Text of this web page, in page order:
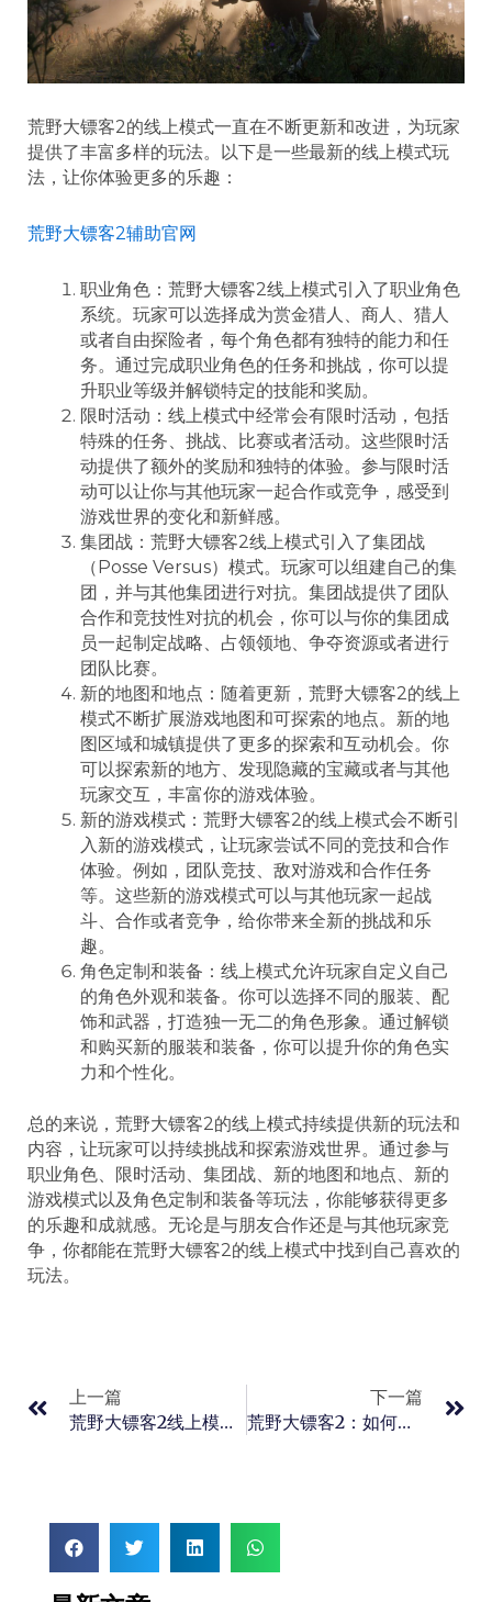
荒野大镖客2的线上模式一直在不断更新和改进，为玩家
提供了丰富多样的玩法。以下是一些最新的线上模式玩
法，让你体验更多的乐趣：
荒野大镖客2辅助官网
职业角色：荒野大镖客2线上模式引入了职业角色
系统。玩家可以选择成为赏金猎人、商人、猎人
或者自由探险者，每个角色都有独特的能力和任
务。通过完成职业角色的任务和挑战，你可以提
升职业等级并解锁特定的技能和奖励。
限时活动：线上模式中经常会有限时活动，包括
特殊的任务、挑战、比赛或者活动。这些限时活
动提供了额外的奖励和独特的体验。参与限时活
动可以让你与其他玩家一起合作或竞争，感受到
游戏世界的变化和新鲜感。
集团战：荒野大镖客2线上模式引入了集团战
（Posse Versus）模式。玩家可以组建自己的集
团，并与其他集团进行对抗。集团战提供了团队
合作和竞技性对抗的机会，你可以与你的集团成
员一起制定战略、占领领地、争夺资源或者进行
团队比赛。
新的地图和地点：随着更新，荒野大镖客2的线上
模式不断扩展游戏地图和可探索的地点。新的地
图区域和城镇提供了更多的探索和互动机会。你
可以探索新的地方、发现隐藏的宝藏或者与其他
玩家交互，丰富你的游戏体验。
新的游戏模式：荒野大镖客2的线上模式会不断引
入新的游戏模式，让玩家尝试不同的竞技和合作
体验。例如，团队竞技、敌对游戏和合作任务
等。这些新的游戏模式可以与其他玩家一起战
斗、合作或者竞争，给你带来全新的挑战和乐
趣。
角色定制和装备：线上模式允许玩家自定义自己
的角色外观和装备。你可以选择不同的服装、配
饰和武器，打造独一无二的角色形象。通过解锁
和购买新的服装和装备，你可以提升你的角色实
力和个性化。
总的来说，荒野大镖客2的线上模式持续提供新的玩法和
内容，让玩家可以持续挑战和探索游戏世界。通过参与
职业角色、限时活动、集团战、新的地图和地点、新的
游戏模式以及角色定制和装备等玩法，你能够获得更多
的乐趣和成就感。无论是与朋友合作还是与其他玩家竞
争，你都能在荒野大镖客2的线上模式中找到自己喜欢的
玩法。
上一篇
荒野大镖客2线上模式使用Luca露西亚辅助的好处
下一篇
荒野大镖客2：如何获得完美动物皮——提升你的狩猎技巧